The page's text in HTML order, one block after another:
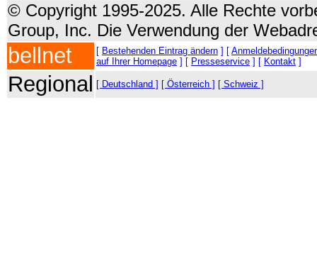
© Copyright 1995-2025. Alle Rechte
Group, Inc. Die Verwendung der
bellnet [ Bestehenden Eintrag ändern ] [
auf Ihrer Homepage ] [ Presseservice ] [ Kontakt ]
Regional [ Deutschland ] [ Österreich ] [ Schweiz ]